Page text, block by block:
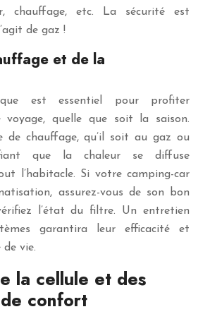
chauffage, etc. La sécurité est
de gaz !
et de la
est essentiel pour profiter
voyage, quelle que soit la saison.
de chauffage, qu’il soit au gaz ou
que la chaleur se diffuse
l’habitacle. Si votre camping-car
assurez-vous de son bon
l’état du filtre. Un entretien
garantira leur efficacité et
vie.
la cellule et des
confort